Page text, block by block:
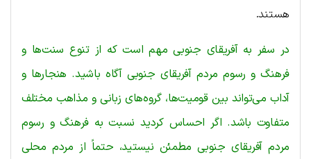
هستند.
در سفر به آفریقای جنوبی مهم است که از تنوع سنت‌ها و
فرهنگ و رسوم مردم آفریقای جنوبی آگاه باشید. هنجارها و
آداب می‌تواند بین قومیت‌ها، گروه‌های زبانی و مذاهب مختلف
متفاوت باشد. اگر احساس کردید نسبت به فرهنگ و رسوم
مردم آفریقای جنوبی مطمئن نیستید، حتماً از مردم محلی